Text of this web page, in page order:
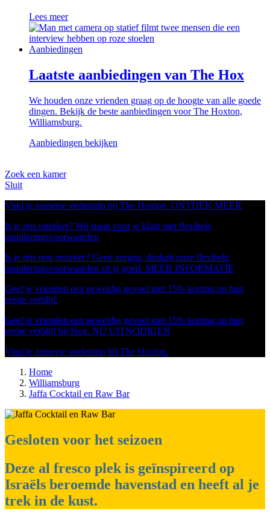
Lees meer
Aanbiedingen
Laatste aanbiedingen van The Hox
We houden onze vrienden graag op de hoogte van alle goede
dingen. Bekijk de beste aanbiedingen voor The Hoxton,
Williamsburg.
Aanbiedingen bekijken
Zoek een kamer
Sluit
Vind je zomerse stedentrip bij The Hoxton. ONTDEK MEER
Is je reis onzeker? Wij staan voor je klaar met flexibele
annuleringsvoorwaarden
Is je reis nog onzeker? Geen zorgen, dankzij onze flexibele
annuleringsvoorwaarden zit je goed. MEER INFORMATIE
Geef je vrienden een geweldig gevoel met 15% korting op hun
eerste verblijf.
Geef je vrienden een geweldig gevoel met 15% korting op hun
eerste verblijf bij Hox. NU UITNODIGEN
Vind je zomerse stedentrip bij The Hoxton.
Home
Williamsburg
Jaffa Cocktail en Raw Bar
Gesloten voor het seizoen
Deze al fresco plek is geïnspireerd op
Israëls beroemde havenstad en heeft al je
trek in de kust.